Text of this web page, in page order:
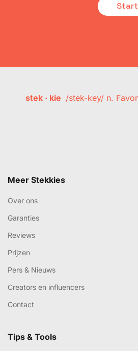
stek · kie /stek-key/ n.
Meer Stekkies
Over ons
Garanties
Reviews
Prijzen
Pers & Nieuws
Creators en influencers
Contact
Tips & Tools